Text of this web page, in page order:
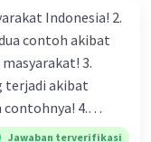
berdasarkan di
lain yaitu
Indonesia! 2.
contoh akibat
3.
terjadi akibat
4.
keberagaman
Jawaban terverifikasi